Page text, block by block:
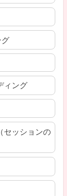
ィング
セッションの